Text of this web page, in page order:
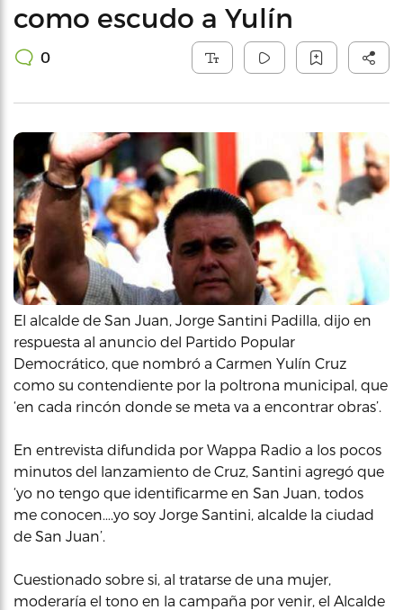
como escudo a Yulín
0
El alcalde de San Juan, Jorge Santini Padilla, dijo en
respuesta al anuncio del Partido Popular
Democrático, que nombró a Carmen Yulín Cruz
como su contendiente por la poltrona municipal, que
‘en cada rincón donde se meta va a encontrar obras’.
En entrevista difundida por Wappa Radio a los pocos
minutos del lanzamiento de Cruz, Santini agregó que
‘yo no tengo que identificarme en San Juan, todos
me conocen….yo soy Jorge Santini, alcalde la ciudad
de San Juan’.
Cuestionado sobre si, al tratarse de una mujer,
moderaría el tono en la campaña por venir, el Alcalde